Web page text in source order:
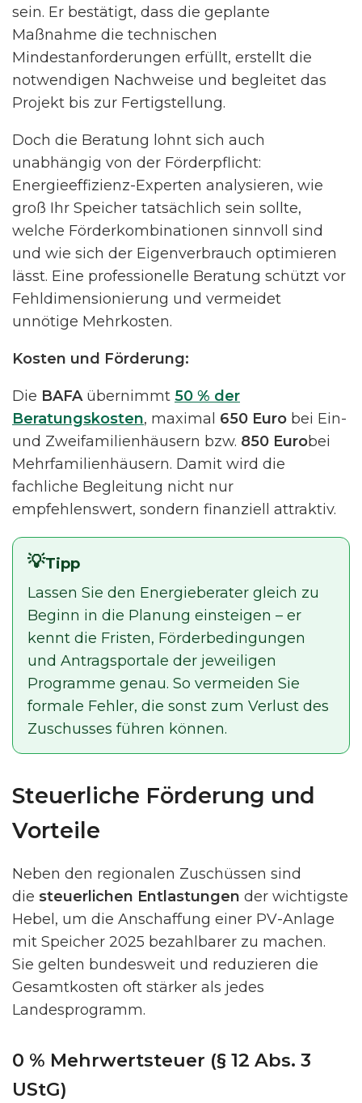
sein. Er bestätigt, dass die geplante
Maßnahme die technischen
Mindestanforderungen erfüllt, erstellt die
notwendigen Nachweise und begleitet das
Projekt bis zur Fertigstellung.
Doch die Beratung lohnt sich auch
unabhängig von der Förderpflicht:
Energieeffizienz-Experten analysieren, wie
groß Ihr Speicher tatsächlich sein sollte,
welche Förderkombinationen sinnvoll sind
und wie sich der Eigenverbrauch optimieren
lässt. Eine professionelle Beratung schützt vor
Fehldimensionierung und vermeidet
unnötige Mehrkosten.
Kosten und Förderung:
Die BAFAübernimmt 50 % der
Beratungskosten, maximal 650 Euro bei Ein-
und Zweifamilienhäusern bzw. 850 Eurobei
Mehrfamilienhäusern. Damit wird die
fachliche Begleitung nicht nur
empfehlenswert, sondern finanziell attraktiv.
Tipp
Lassen Sie den Energieberater gleich zu
Beginn in die Planung einsteigen – er
kennt die Fristen, Förderbedingungen
und Antragsportale der jeweiligen
Programme genau. So vermeiden Sie
formale Fehler, die sonst zum Verlust des
Zuschusses führen können.
Steuerliche Förderung und
Vorteile
Neben den regionalen Zuschüssen sind
die steuerlichen Entlastungen der wichtigste
Hebel, um die Anschaffung einer PV-Anlage
mit Speicher 2025 bezahlbarer zu machen.
Sie gelten bundesweit und reduzieren die
Gesamtkosten oft stärker als jedes
Landesprogramm.
0 % Mehrwertsteuer (§ 12 Abs. 3
UStG)